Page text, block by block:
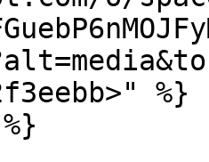
%}